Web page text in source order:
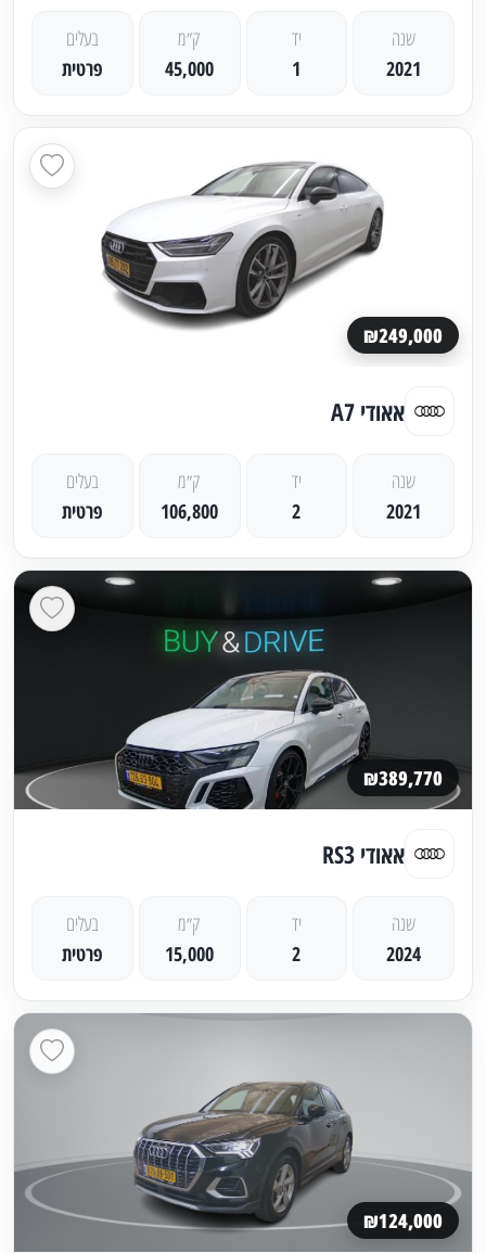
שנה
2021
יד
1
ק״מ
45,000
בעלים
פרטית
₪249,000
אאודי A7
שנה
2021
יד
2
ק״מ
106,800
בעלים
פרטית
₪389,770
אאודי RS3
שנה
2024
יד
2
ק״מ
15,000
בעלים
פרטית
₪124,000